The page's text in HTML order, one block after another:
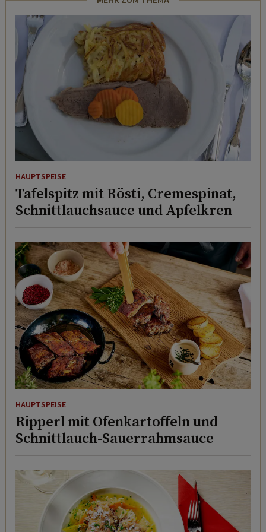
HAUPTSPEISE
Tafelspitz mit Rösti, Cremespinat,
Schnittlauchsauce und Apfelkren
HAUPTSPEISE
Ripperl mit Ofenkartoffeln und
Schnittlauch-Sauerrahmsauce